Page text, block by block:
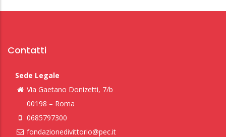
Contatti
Sede Legale
Via Gaetano Donizetti, 7/b
00198 – Roma
0685797300
fondazionedivittorio@pec.it